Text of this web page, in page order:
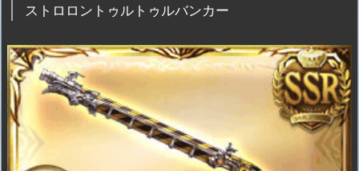
ストロロントゥルトゥルバンカー